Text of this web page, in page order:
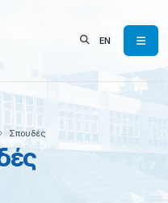
EN
Σπουδές